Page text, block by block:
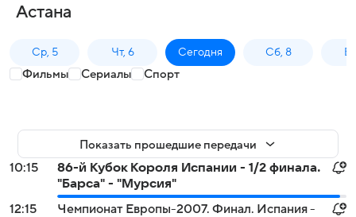
Астана
Ср, 5 Чт, 6 Сегодня Сб, 8
Фильмы Сериалы Спорт
Показать прошедшие передачи
10:15
86-й Кубок Короля Испании - 1/2 финала.
"Барса" - "Мурсия"
12:15
Чемпионат Европы-2007. Финал. Испания -